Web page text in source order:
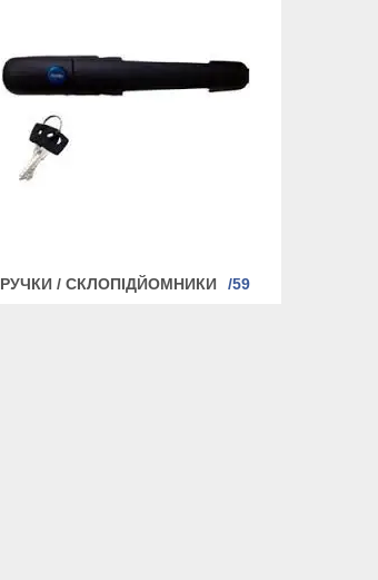
РУЧКИ / СКЛОПІДЙОМНИКИ 59